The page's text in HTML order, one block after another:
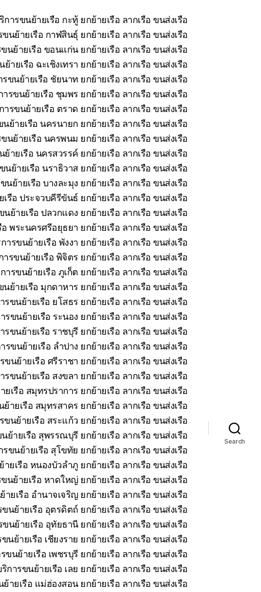
การขนย้ายเรือ กะทู้ ยกย้ายเรือ ลากเรือ ขนส่งเรือ
ขนย้ายเรือ กาฬสินธุ์ ยกย้ายเรือ ลากเรือ ขนส่งเรือ
นย้ายเรือ ขอนแก่น ยกย้ายเรือ ลากเรือ ขนส่งเรือ
ายเรือ ฉะเชิงเทรา ยกย้ายเรือ ลากเรือ ขนส่งเรือ
รขนย้ายเรือ ชัยนาท ยกย้ายเรือ ลากเรือ ขนส่งเรือ
ารขนย้ายเรือ ชุมพร ยกย้ายเรือ ลากเรือ ขนส่งเรือ
ารขนย้ายเรือ ตราด ยกย้ายเรือ ลากเรือ ขนส่งเรือ
ย้ายเรือ นครนายก ยกย้ายเรือ ลากเรือ ขนส่งเรือ
นย้ายเรือ นครพนม ยกย้ายเรือ ลากเรือ ขนส่งเรือ
ย้ายเรือ นครสวรรค์ ยกย้ายเรือ ลากเรือ ขนส่งเรือ
นย้ายเรือ นราธิวาส ยกย้ายเรือ ลากเรือ ขนส่งเรือ
นย้ายเรือ บางละมุง ยกย้ายเรือ ลากเรือ ขนส่งเรือ
รือ ประจวบคีรีขันธ์ ยกย้ายเรือ ลากเรือ ขนส่งเรือ
นย้ายเรือ ปลวกแดง ยกย้ายเรือ ลากเรือ ขนส่งเรือ
พระนครศรีอยุธยา ยกย้ายเรือ ลากเรือ ขนส่งเรือ
ารขนย้ายเรือ พังงา ยกย้ายเรือ ลากเรือ ขนส่งเรือ
ารขนย้ายเรือ พิจิตร ยกย้ายเรือ ลากเรือ ขนส่งเรือ
ารขนย้ายเรือ ภูเก็ต ยกย้ายเรือ ลากเรือ ขนส่งเรือ
นย้ายเรือ มุกดาหาร ยกย้ายเรือ ลากเรือ ขนส่งเรือ
รขนย้ายเรือ ยโสธร ยกย้ายเรือ ลากเรือ ขนส่งเรือ
รขนย้ายเรือ ระนอง ยกย้ายเรือ ลากเรือ ขนส่งเรือ
รขนย้ายเรือ ราชบุรี ยกย้ายเรือ ลากเรือ ขนส่งเรือ
รขนย้ายเรือ ลำปาง ยกย้ายเรือ ลากเรือ ขนส่งเรือ
ขนย้ายเรือ ศรีราชา ยกย้ายเรือ ลากเรือ ขนส่งเรือ
รขนย้ายเรือ สงขลา ยกย้ายเรือ ลากเรือ ขนส่งเรือ
ยเรือ สมุทรปราการ ยกย้ายเรือ ลากเรือ ขนส่งเรือ
ายเรือ สมุทรสาคร ยกย้ายเรือ ลากเรือ ขนส่งเรือ
ขนย้ายเรือ สระแก้ว ยกย้ายเรือ ลากเรือ ขนส่งเรือ
ย้ายเรือ สุพรรณบุรี ยกย้ายเรือ ลากเรือ ขนส่งเรือ
รขนย้ายเรือ สุโขทัย ยกย้ายเรือ ลากเรือ ขนส่งเรือ
ยเรือ หนองบัวลำภู ยกย้ายเรือ ลากเรือ ขนส่งเรือ
นย้ายเรือ หาดใหญ่ ยกย้ายเรือ ลากเรือ ขนส่งเรือ
ายเรือ อำนาจเจริญ ยกย้ายเรือ ลากเรือ ขนส่งเรือ
นย้ายเรือ อุตรดิตถ์ ยกย้ายเรือ ลากเรือ ขนส่งเรือ
ขนย้ายเรือ อุทัยธานี ยกย้ายเรือ ลากเรือ ขนส่งเรือ
นย้ายเรือ เชียงราย ยกย้ายเรือ ลากเรือ ขนส่งเรือ
ขนย้ายเรือ เพชรบุรี ยกย้ายเรือ ลากเรือ ขนส่งเรือ
การขนย้ายเรือ เลย ยกย้ายเรือ ลากเรือ ขนส่งเรือ
ายเรือ แม่ฮ่องสอน ยกย้ายเรือ ลากเรือ ขนส่งเรือ
Search